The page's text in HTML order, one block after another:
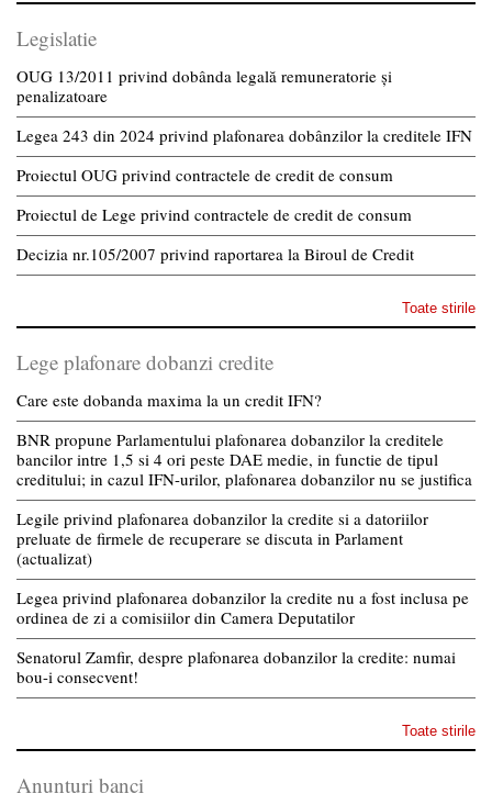
Legislatie
OUG 13/2011 privind dobânda legală remuneratorie și
penalizatoare
Legea 243 din 2024 privind plafonarea dobânzilor la creditele IFN
Proiectul OUG privind contractele de credit de consum
Proiectul de Lege privind contractele de credit de consum
Decizia nr.105/2007 privind raportarea la Biroul de Credit
Toate stirile
Lege plafonare dobanzi credite
Care este dobanda maxima la un credit IFN?
BNR propune Parlamentului plafonarea dobanzilor la creditele
bancilor intre 1,5 si 4 ori peste DAE medie, in functie de tipul
creditului; in cazul IFN-urilor, plafonarea dobanzilor nu se justifica
Legile privind plafonarea dobanzilor la credite si a datoriilor
preluate de firmele de recuperare se discuta in Parlament
(actualizat)
Legea privind plafonarea dobanzilor la credite nu a fost inclusa pe
ordinea de zi a comisiilor din Camera Deputatilor
Senatorul Zamfir, despre plafonarea dobanzilor la credite: numai
bou-i consecvent!
Toate stirile
Anunturi banci